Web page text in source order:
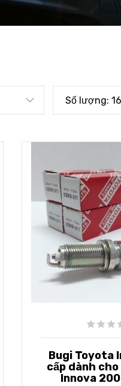
Số lượng: 16
Bugi Toyota
cấp dành
Innova